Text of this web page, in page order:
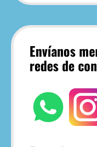
Envíanos
redes de